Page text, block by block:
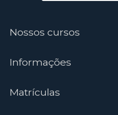
Nossos cursos
Informações
Matrículas